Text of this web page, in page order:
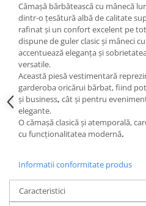
Cămașă bărbătească cu mânecă
dintr-o țesătură albă de calitate
rafinat și un confort excelent pe
dispune deguler clasicși mâneci
accentuează eleganța și
versatile.
Această piesă vestimentară
garderoba oricărui bărbat, fiind
și business, cât și pentru
elegante.
Ocămașă clasică și atemporală,
cu funcționalitatea modernă.
Informatii conformitate produs
Caracteristici